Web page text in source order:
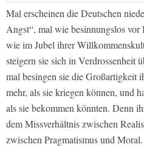
Mal erscheinen die Deutschen
Angst“, mal wie besinnungslos vor
wie im Jubel ihrer
steigern sie sich in Verdrossenheit
mal besingen sie die Großartigkeit
mehr, als sie kriegen können, und
als sie bekommen könnten. Denn
dem Missverhältnis zwischen
zwischen Pragmatismus und Moral.